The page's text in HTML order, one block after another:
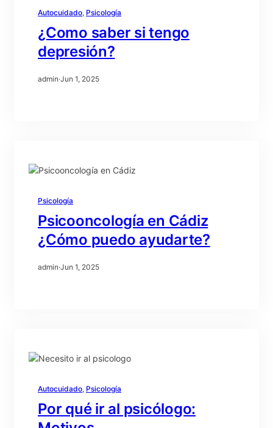
Autocuidado, Psicología
¿Como saber si tengo
depresión?
admin·Jun 1, 2025
Psicología
Psicooncología en Cádiz
¿Cómo puedo ayudarte?
admin·Jun 1, 2025
Autocuidado, Psicología
Por qué ir al psicólogo: